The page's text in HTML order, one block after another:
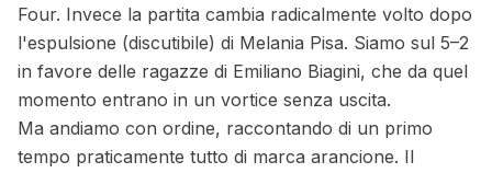
Four. Invece la partita cambia radicalmente volto dopo
l'espulsione (discutibile) di Melania Pisa. Siamo sul 5–2
in favore delle ragazze di Emiliano Biagini, che da quel
momento entrano in un vortice senza uscita.
Ma andiamo con ordine, raccontando di un primo
tempo praticamente tutto di marca arancione. Il